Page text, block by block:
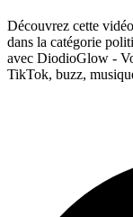
Découvrez cette
dans la catégorie
avec DiodioGlow -
TikTok, buzz,